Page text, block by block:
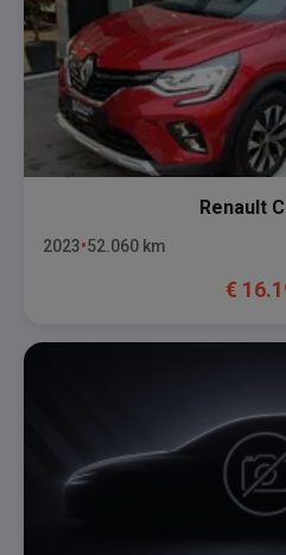
Renault
2023 52.060 km
€